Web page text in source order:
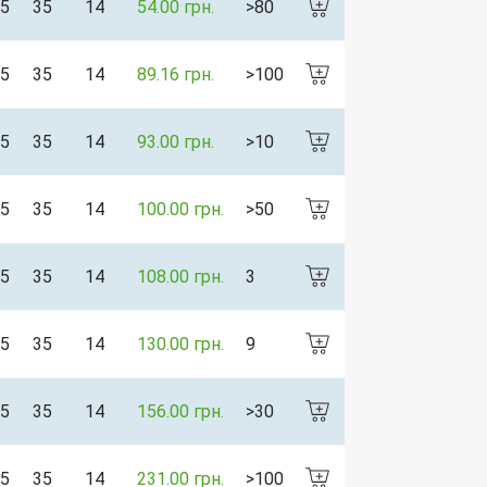
35 14 54.00 грн. >80
35 14 89.16 грн. >100
35 14 93.00 грн. >10
35 14 100.00 грн. >50
35 14 108.00 грн. 3
35 14 130.00 грн. 9
35 14 156.00 грн. >30
35 14 231.00 грн. >100